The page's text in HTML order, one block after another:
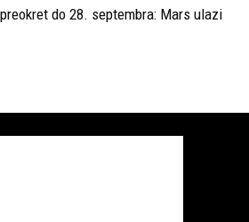
do 28. septembra: Mars ulazi